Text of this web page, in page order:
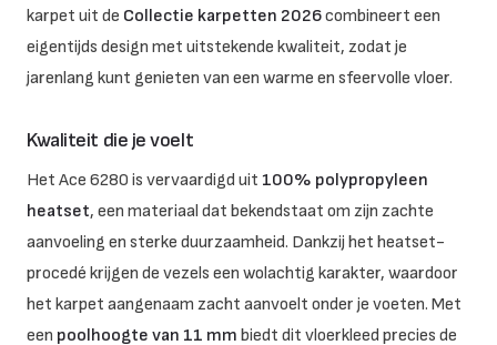
karpet uit de Collectie karpetten 2026combineert een
eigentijds design met uitstekende kwaliteit, zodat je
jarenlang kunt genieten van een warme en sfeervolle vloer.
Kwaliteit die je voelt
Het Ace 6280 is vervaardigd uit 100% polypropyleen
heatset, een materiaal dat bekendstaat om zijn zachte
aanvoeling en sterke duurzaamheid. Dankzij het heatset-
procedé krijgen de vezels een wolachtig karakter, waardoor
het karpet aangenaam zacht aanvoelt onder je voeten. Met
een poolhoogte van 11 mm biedt dit vloerkleed precies de